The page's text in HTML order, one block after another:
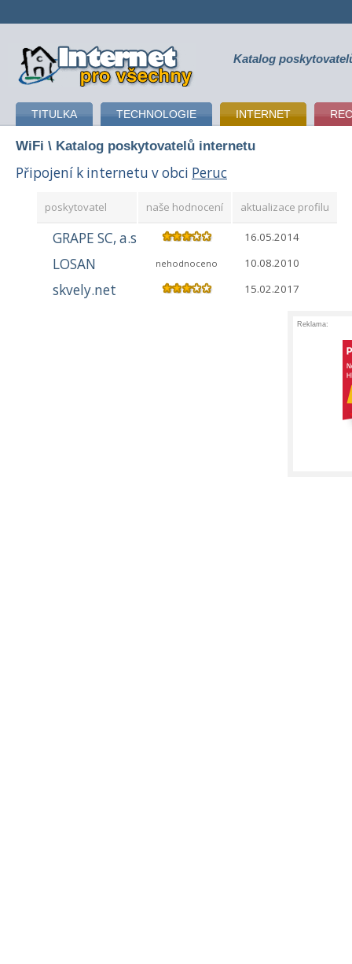
připojení k internetu Katalog
TITULKA TECHNOLOGIE INTERNET
WiFi \ Katalog poskytovatelů internetu
Připojení k internetu v obci Peruc
poskytovatel naše hodnocení aktualizace profilu
GRAPE SC, a.s 16.05.2014
LOSAN nehodnoceno 10.08.2010
skvely.net 15.02.2017
Reklama: